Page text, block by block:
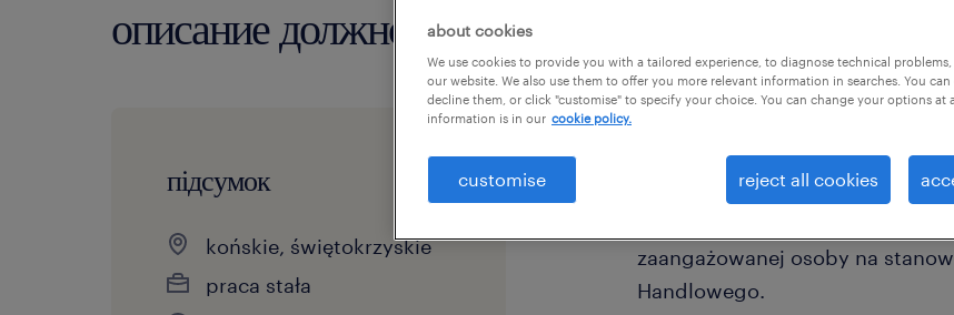
описание должности
підсумок
końskie, świętokrzyskie
praca stała
Dla naszego Klienta – prężnie
budowlanej, specjalizującej się
oraz wynajmie nowoczesnych
stropowych dla budownictwa
zaangażowanej osoby na
Handlowego.
about cookies
We use cookies to provide you with a tailored experience, to diagnose technical
our website. We also use them to offer you more relevant information in searches. You
decline them, or click "customise" to specify your choice. You can change your options at
information is in our cookie policy.
customise reject all cookies